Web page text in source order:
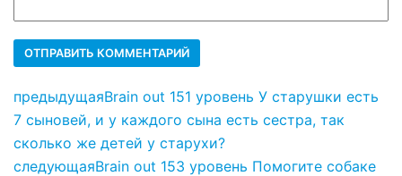
предыдущаяBrain out 151 уровень У старушки есть
7 сыновей, и у каждого сына есть сестра, так
сколько же детей у старухи?
следующаяBrain out 153 уровень Помогите собаке